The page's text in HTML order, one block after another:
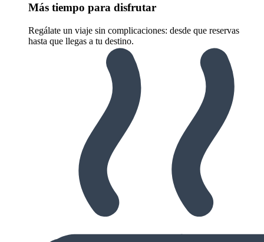
Más tiempo para disfrutar
Regálate un viaje sin complicaciones: desde que reservas
hasta que llegas a tu destino.